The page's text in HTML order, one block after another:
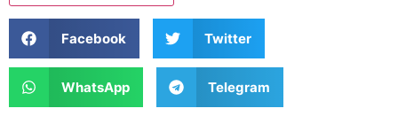
Facebook Twitter
WhatsApp Telegram